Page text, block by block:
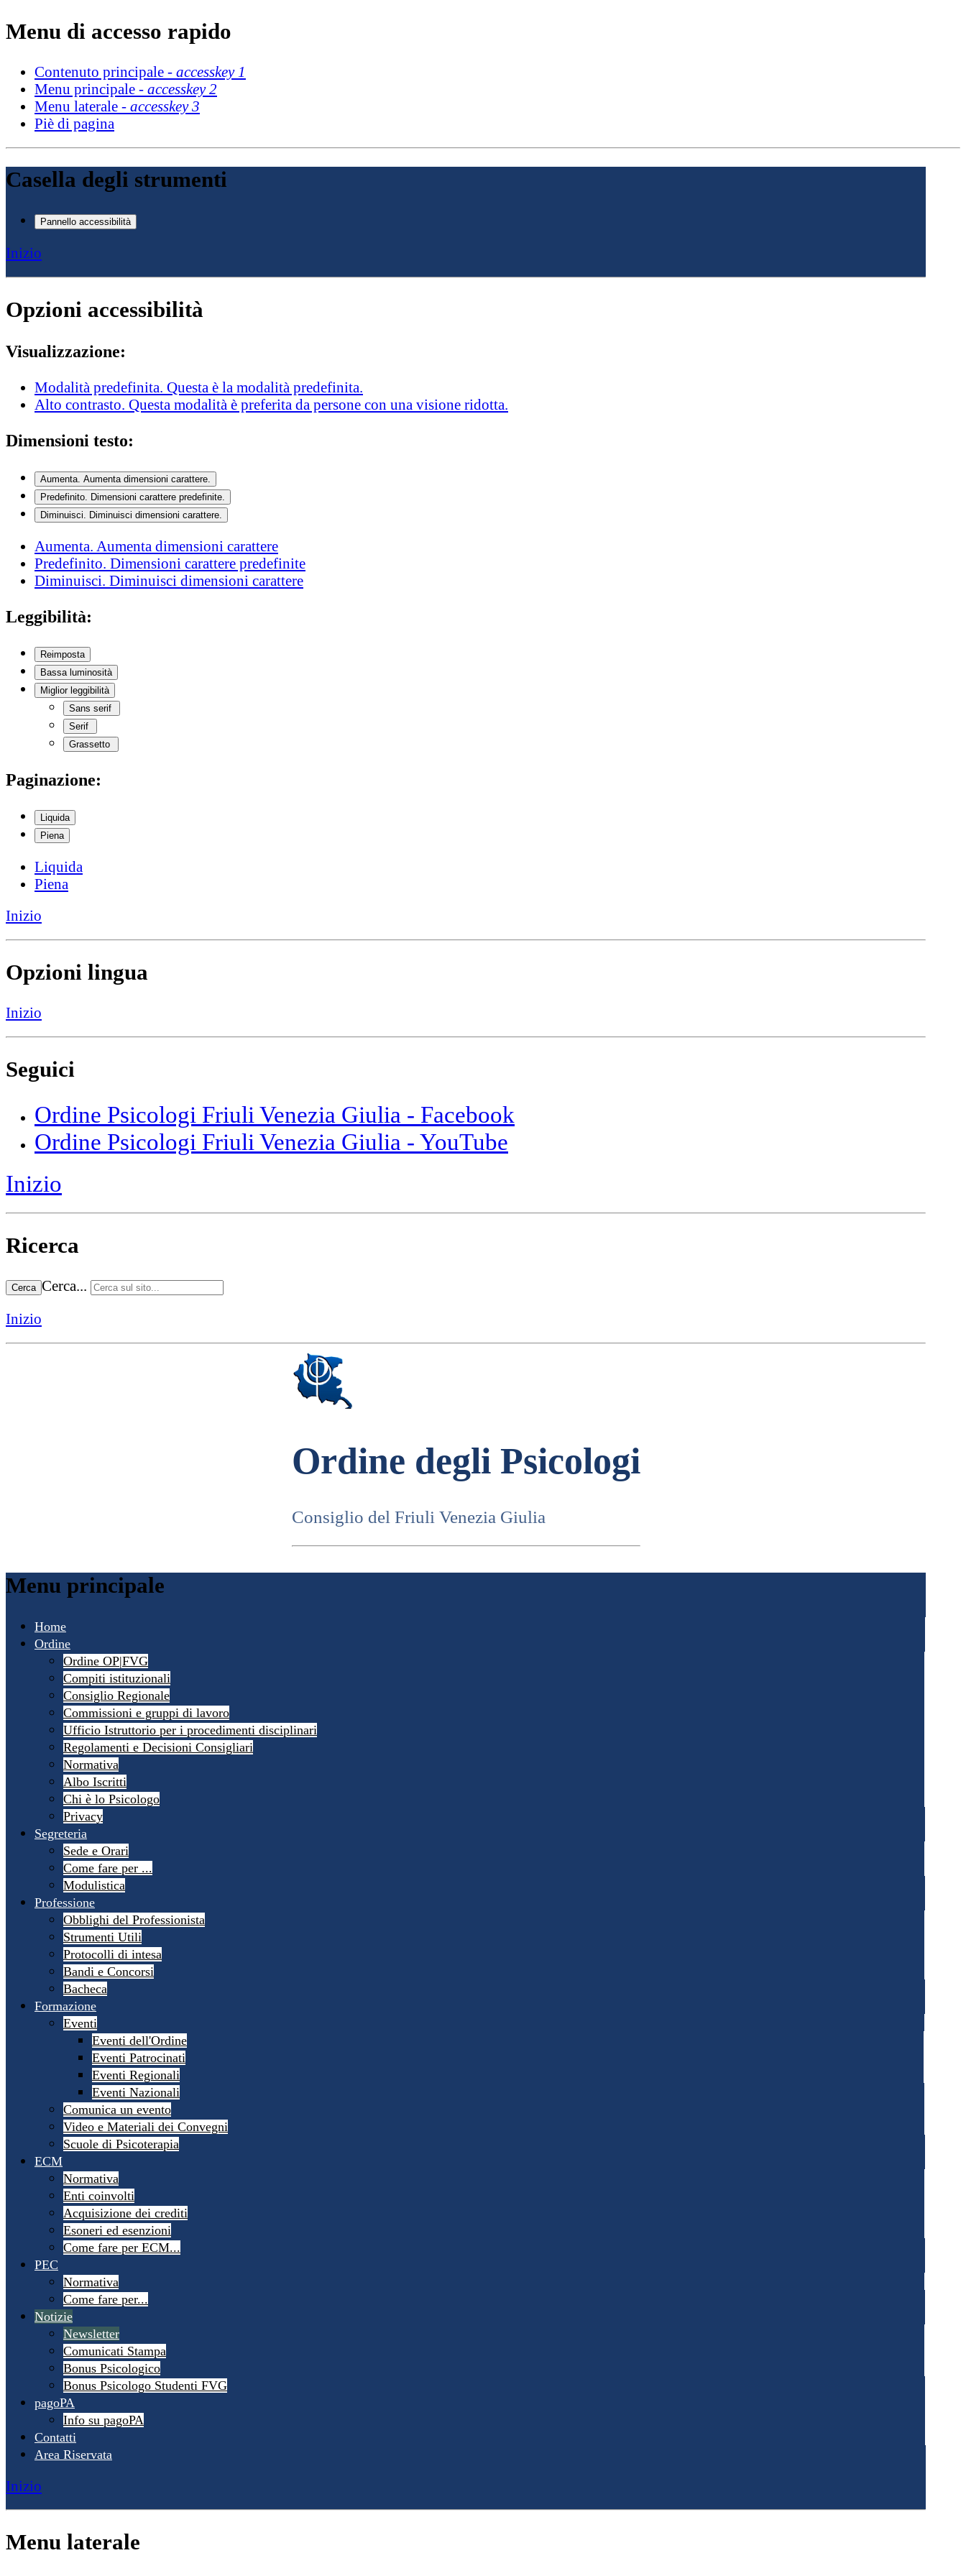
Menu di accesso rapido
Contenuto principale - accesskey 1
Menu principale - accesskey 2
Menu laterale - accesskey 3
Piè di pagina
Casella degli strumenti
Pannello accessibilità
Inizio
Opzioni accessibilità
Visualizzazione:
Modalità predefinita. Questa è la modalità predefinita.
Alto contrasto. Questa modalità è preferita da persone con una visione ridotta.
Dimensioni testo:
Aumenta . Aumenta dimensioni carattere.
Predefinito . Dimensioni carattere predefinite.
Diminuisci . Diminuisci dimensioni carattere.
Aumenta . Aumenta dimensioni carattere
Predefinito . Dimensioni carattere predefinite
Diminuisci . Diminuisci dimensioni carattere
Leggibilità:
Reimposta
Bassa luminosità
Miglior leggibilità
Sans serif
Serif
Grassetto
Paginazione:
Liquida
Piena
Liquida
Piena
Inizio
Opzioni lingua
Inizio
Seguici
Ordine Psicologi Friuli Venezia Giulia - Facebook
Ordine Psicologi Friuli Venezia Giulia - YouTube
Inizio
Ricerca
Cerca Cerca...
Inizio
Ordine degli Psicologi
Consiglio del Friuli Venezia Giulia
Menu principale
Home
Ordine
Ordine OP|FVG
Compiti istituzionali
Consiglio Regionale
Commissioni e gruppi di lavoro
Ufficio Istruttorio per i procedimenti disciplinari
Regolamenti e Decisioni Consigliari
Normativa
Albo Iscritti
Chi è lo Psicologo
Privacy
Segreteria
Sede e Orari
Come fare per ...
Modulistica
Professione
Obblighi del Professionista
Strumenti Utili
Protocolli di intesa
Bandi e Concorsi
Bacheca
Formazione
Eventi
Eventi dell'Ordine
Eventi Patrocinati
Eventi Regionali
Eventi Nazionali
Comunica un evento
Video e Materiali dei Convegni
Scuole di Psicoterapia
ECM
Normativa
Enti coinvolti
Acquisizione dei crediti
Esoneri ed esenzioni
Come fare per ECM...
PEC
Normativa
Come fare per...
Notizie
Newsletter
Comunicati Stampa
Bonus Psicologico
Bonus Psicologo Studenti FVG
pagoPA
Info su pagoPA
Contatti
Area Riservata
Inizio
Menu laterale